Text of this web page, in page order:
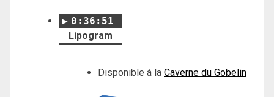
0:36:51
Lipogram
Disponible à la Caverne du Gobelin